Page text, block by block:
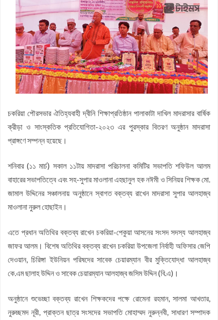
হবে: মুহাম্মদ শাহজাহান
চকরিয়া উপজেলা যুব জামায়াতের সভাপতি আবদুল্লাহ আল মামুর : সেক্রেটারি
কফিল উদ্দিন
জয়নাল আবেদীন মহিউচ্ছুন্নাহ দাখিল মাদ্রাসায় বৃক্ষরোপণ কর্মসূচি অনুষ্ঠিত
সসাসের পাঁচদিনের সংগীত কর্মশালা সম্পন্ন
চকরিয়ায় উপজেলা স্কাউটসের মাসিক সভা অনুষ্ঠিত
বেগম রোকেয়া সাখাওয়াত হোসেন বৃত্তির তৃতীয় পুরস্কার পেলো তাসরিফুল
শিক্ষার্থী
চকরিয়া কেন্দ্রীয় উচ্চ বিদ্যালয়ে জুলাই গণঅভ্যুত্থান দিবস পালিত
চকরিয়া পৌরসভার ঐতিহ্যবাহী দ্বীনি শিক্ষাপ্রতিষ্ঠান পালাকাটা দাখিল মাদরাসার বার্ষিক
ক্রীড়া ও সাংস্কতিক প্রতিযোগিতা-২০২৩ এর পুরস্কার বিতরণ অনুষ্ঠান মাদরাসা
প্রাঙ্গণে সম্পন্ন হয়েছে।
শনিবার (১১ মার্চ) সকাল ১১টায় মাদরাসা পরিচালনা কমিটির সভাপতি শফিউল আলম
বাহারের সভাপতিত্বে এবং সহ-সুপার মাওলানা এহছানুল হক নঈমী ও সিনিয়র শিক্ষক মো.
জামাল উদ্দিনের সঞ্চালনায় অনুষ্ঠানে স্বাগত বক্তব্য রাখেন মাদরাসা সুপার আলহাজ্ব
মাওলানা নুরুল হোছাইন।
এতে প্রধান অতিথির বক্তব্য রাখেন চকরিয়া-পেকুয়া আসনের সংসদ সদস্য আলহাজ্ব
জাফর আলম। বিশেষ অতিথির বক্তব্য রাখেন চকরিয়া উপজেলা নির্বাহী অফিসার জেপি
দেওয়ান, চিরিঙ্গা ইউনিয়ন পরিষদের সাবেক চেয়ারম্যান বীর মুক্তিযোদ্ধা আলহাজ্ব
কে.এম ছালাহ উদ্দিন ও সাবেক চেয়ারম্যান আলহাজ্ব জসিম উদ্দিন (বি.এ)।
অনুষ্ঠানে শুভেচ্ছা বক্তব্য রাখেন শিক্ষকদের পক্ষে রোমেনা রহমান, সালমা আখতার,
নুরুচ্ছমদ নূরী, প্রাক্তন ছাত্র সংসদের সভাপতি মোহাম্মদ নুরুন্নবী, সাধারণ সম্পাদক